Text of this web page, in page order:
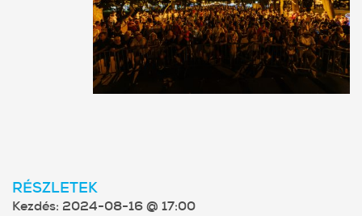
RÉSZLETEK
Kezdés: 2024-08-16 @ 17:00